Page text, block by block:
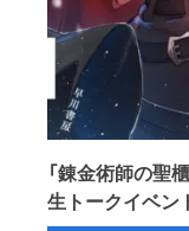
「錬金術師の聖
生トークイベン